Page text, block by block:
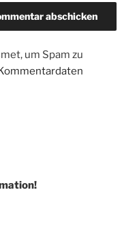
um Spam zu